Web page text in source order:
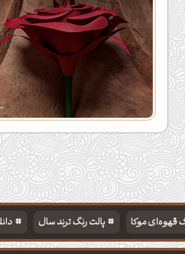
قهوه‌ای موکا پالت رنگ ترند سال